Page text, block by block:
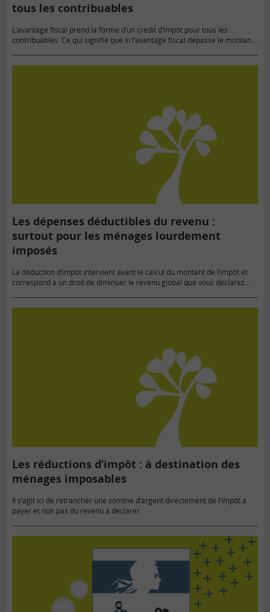
tous les contribuables
L’avantage fiscal prend la forme d’un crédit d’impôt pour tous les
contribuables. Ce qui signifie que si l’avantage fiscal dépasse le montant
Les dépenses déductibles du revenu :
surtout pour les ménages lourdement
imposés
La déduction d’impôt intervient avant le calcul du montant de l’impôt et
correspond à un droit de diminuer le revenu global que vous déclarez.
Les réductions d’impôt : à destination des
ménages imposables
Il s’agit ici de retrancher une somme d’argent directement de l’impôt à
payer et non pas du revenu à déclarer.